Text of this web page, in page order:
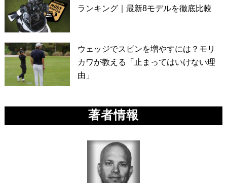
ランキング｜最新8モデルを徹底比較
ウェッジでスピンを増やすには？モリ
カワが教える「止まってはいけない理
由」
著者情報